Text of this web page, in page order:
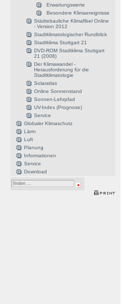
Erwartungswerte
Besondere Klimaereignisse
Städtebauliche Klimafibel Online
- Version 2012
Stadtklimatologischer Rundblick
Stadtklima Stuttgart 21
DVD-ROM Stadtklima Stuttgart
21 (2008)
Der Klimawandel -
Herausforderung für die
Stadtklimatologie
Solaratlas
Online Sonnenstand
Sonnen-Lehrpfad
UV-Index (Prognose)
Service
Globaler Klimaschutz
Lärm
Luft
Planung
Informationen
Service
Download